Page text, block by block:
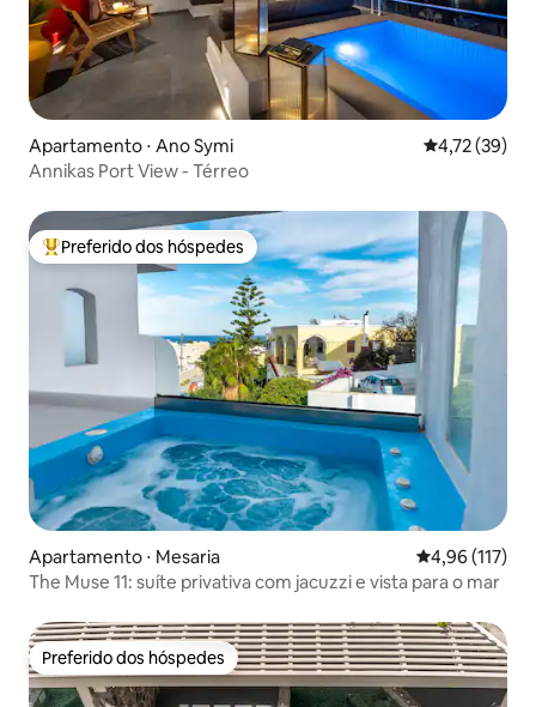
Apartamento ⋅ Ano Symi 4,72 de uma
4,72 (39)
Annikas Port View - Térreo
Entre os melhores preferidos dos hóspedes
Preferido dos hóspedes
Apartamento ⋅ Mesaria 4,96 de uma
4,96 (117)
Τhe Muse 11: suíte privativa com jacuzzi e vista para o mar
Preferido dos hóspedes
Preferido dos hóspedes